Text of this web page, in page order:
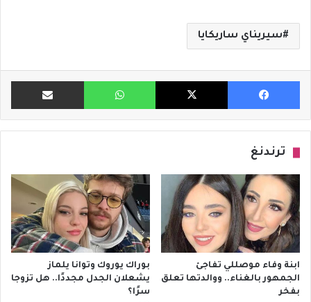
سيريناي ساريكايا
فيسبوك X واتساب مشاركة
ترندنغ
ابنة وفاء موصللي تفاجئ
الجمهور بالغناء.. ووالدتها تعلق
بفخر
بوراك يوروك وتوانا يلماز
يشعلان الجدل مجددًا.. هل تزوجا
سرًا؟